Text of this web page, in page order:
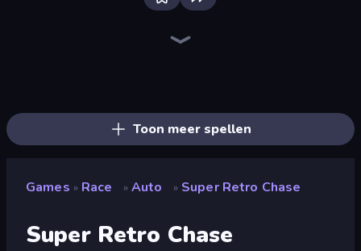
Toon meer spellen
Games » Race » Auto » Super Retro Chase
Super Retro Chase